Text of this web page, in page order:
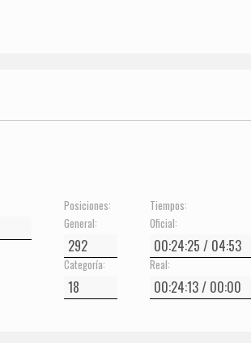
Posiciones:
General:
Categoría:
Tiempos:
Oficial:
Real: